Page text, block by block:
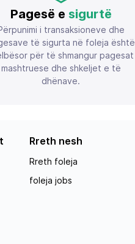
Pagesë e sigurtë
i transaksioneve dhe
të sigurta në foleja është
për të shmangur pagesat
mashtruese dhe shkeljet e të
dhënave.
Rreth nesh
Rreth foleja
foleja jobs